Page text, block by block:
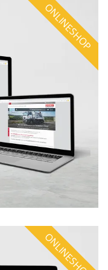
ONLINESHOP
ONLINESHOP